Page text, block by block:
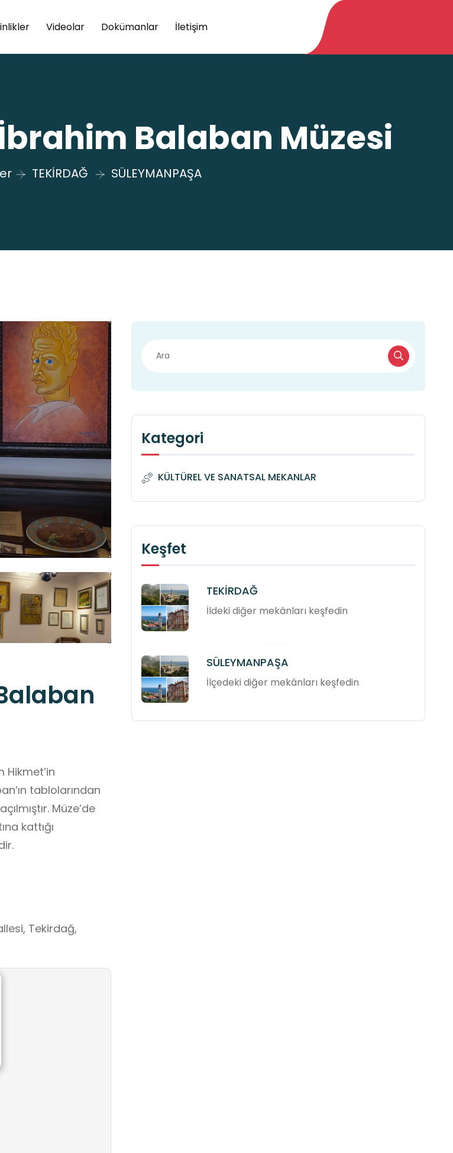
Videolar Dokümanlar İletişim
Balaban Müzesi
TEKİRDAĞ SÜLEYMANPAŞA
Hikmet’in
tablolarından
Müze’de
kattığı
Tekirdağ,
Kategori
KÜLTÜREL VE SANATSAL MEKANLAR
Keşfet
TEKİRDAĞ
İldeki diğer mekânları keşfedin
SÜLEYMANPAŞA
İlçedeki diğer mekânları keşfedin